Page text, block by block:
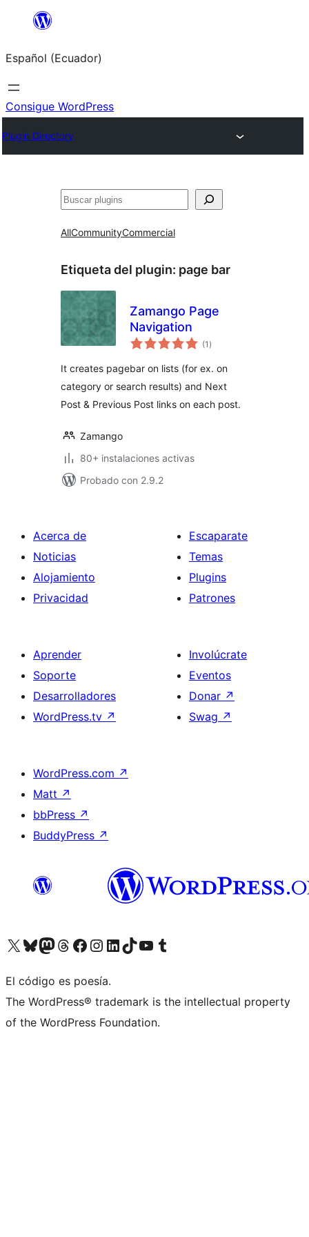
Saltar
contenido
Español (Ecuador)
Consigue WordPress
Plugin Directory
Buscar
AllCommunityCommercial
Etiqueta del plugin: page bar
Zamango Page
Navigation
(1 total
de
)
It creates pagebar on lists (for ex. on
category or search results) and Next
Post & Previous Post links on each post.
Zamango
80+ instalaciones activas
Probado con 2.9.2
Acerca de
Noticias
Alojamiento
Privacidad
Escaparate
Temas
Plugins
Patrones
Aprender
Soporte
Desarrolladores
WordPress.tv ↗
Involúcrate
Eventos
Donar ↗
Swag ↗
WordPress.com ↗
Matt ↗
bbPress ↗
BuddyPress ↗
Visita nuestra cuenta de X (anteriormente Twitter)
Visit our Bluesky account
Visit our Mastodon account
Visit our Threads account
Visita nuestra página de Facebook
Visita nuestra cuenta de Instagram
Visita nuestra cuenta de LinkedIn
Visit our TikTok account
Visita nuestro canal de YouTube
Visit our Tumblr account
El código es poesía.
The WordPress® trademark is the intellectual property
of the WordPress Foundation.